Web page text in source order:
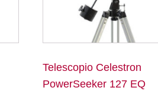
Telescopio Celestron
PowerSeeker 127 EQ